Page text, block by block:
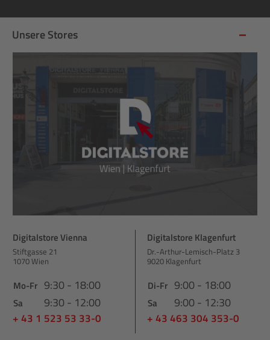
Unsere Stores
Digitalstore Vienna
Stiftgasse 21
1070 Wien
Mo-Fr 9:30 - 18:00
Sa 9:30 - 12:00
+ 43 1 523 53 33-0
Digitalstore Klagenfurt
Dr.-Arthur-Lemisch-Platz 3
9020 Klagenfurt
Di-Fr 9:00 - 18:00
Sa 9:00 - 12:30
+ 43 463 304 353-0